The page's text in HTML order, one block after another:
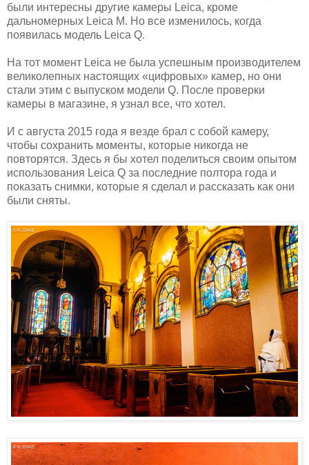
были интересны другие камеры Leica, кроме
дальномерных Leica M. Но все изменилось, когда
появилась модель Leica Q.
На тот момент Leica не была успешным производителем
великолепных настоящих «цифровых» камер, но они
стали этим с выпуском модели Q. После проверки
камеры в магазине, я узнал все, что хотел.
И с августа 2015 года я везде брал с собой камеру,
чтобы сохранить моменты, которые никогда не
повторятся. Здесь я бы хотел поделиться своим опытом
использования Leica Q за последние полтора года и
показать снимки, которые я сделал и рассказать как они
были сняты.